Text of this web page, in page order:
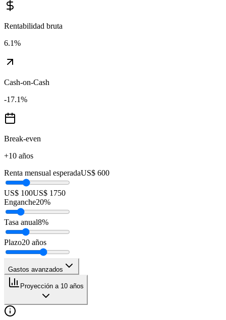
Rentabilidad bruta
6.1%
Cash-on-Cash
-17.1%
Break-even
+10 años
Renta mensual esperadaUS$ 600
US$ 100US$ 1750
Enganche20%
Tasa anual8%
Plazo20 años
Gastos avanzados
Proyección a 10 años